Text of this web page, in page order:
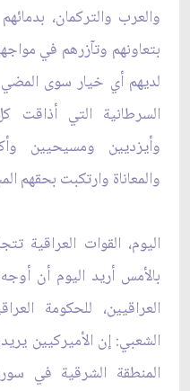
والعرب والتركمان،
بتعاونهم وتآزرهم في
لديهم أي خيار سوى
السرطانية التي
وأيزديين ومسيحيين
والمعاناة وارتكبت بحقهم
اليوم، القوات العراقية
بالأمس أريد اليوم أن
العراقيين، للحكومة
الشعبي: إن الأميركيين
المنطقة الشرقية في